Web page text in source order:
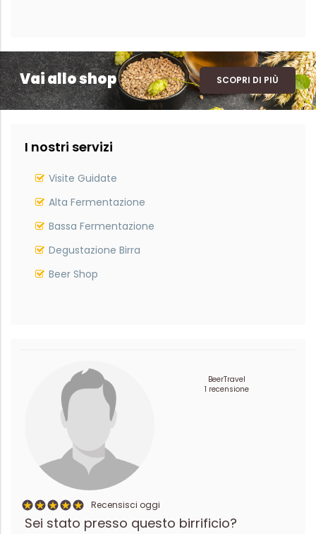
Vai allo shop SCOPRI DI PIÙ
I nostri servizi
Visite Guidate
Alta Fermentazione
Bassa Fermentazione
Degustazione Birra
Beer Shop
BeerTravel
1 recensione
Recensisci oggi
Sei stato presso questo birrificio?